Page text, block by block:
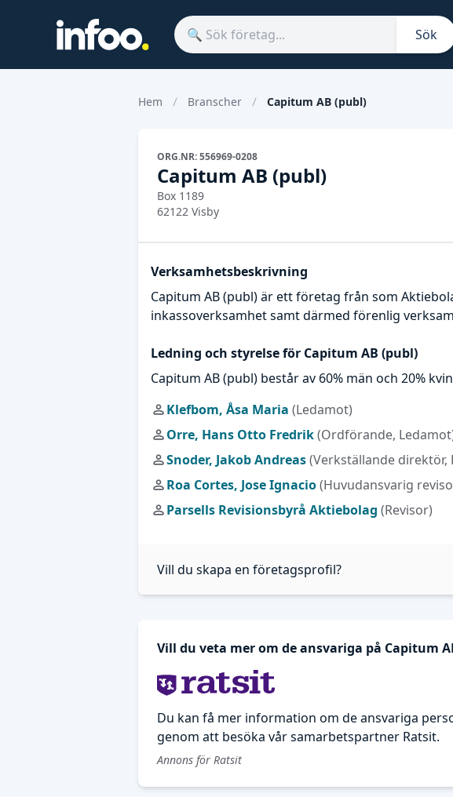
Sök
Hem Branscher Capitum AB (publ)
ORG.NR: 556969-0208
Capitum AB (publ)
Box 1189
62122 Visby
Verksamhetsbeskrivning
Capitum AB (publ) är ett företag från som
inkassoverksamhet samt därmed förenlig
Ledning och styrelse för Capitum AB (publ)
Capitum AB (publ) består av 60% män och 20%
Klefbom, Åsa Maria (Ledamot)
Orre, Hans Otto Fredrik(Ordförande,
Snoder, Jakob Andreas(Verkställande direktör,
Roa Cortes, Jose Ignacio(Huvudansvarig
Parsells Revisionsbyrå Aktiebolag (Revisor)
Vill du skapa en företagsprofil?
Vill du veta mer om de ansvariga på Capitum
Du kan få mer information om de ansvariga
genom att besöka vår samarbetspartner Ratsit.
Annons för Ratsit